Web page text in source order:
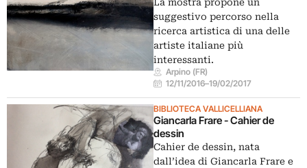
La mostra propone un
suggestivo percorso nella
ricerca artistica di una delle
artiste italiane più
interessanti.
Arpino (FR)
12/11/2016–19/02/2017
BIBLIOTECA VALLICELLIANA
Giancarla Frare - Cahier de
dessin
Cahier de dessin, nata
dall’idea di Giancarla Frare e